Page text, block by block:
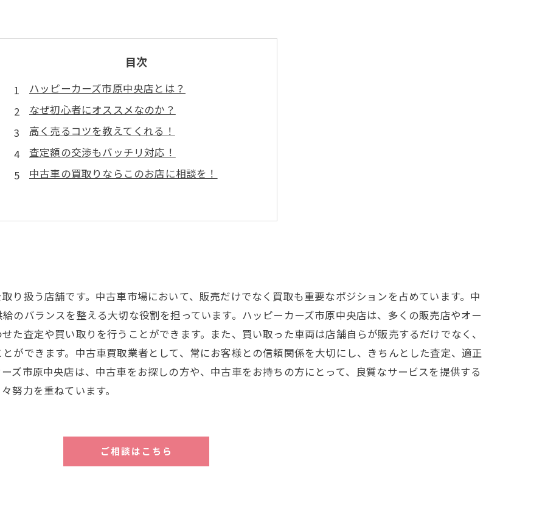
目次
ハッピーカーズ市原中央店とは？
なぜ初心者にオススメなのか？
高く売るコツを教えてくれる！
査定額の交渉もバッチリ対応！
中古車の買取りならこのお店に相談を！
り扱う店舗です。中古車市場において、販売だけでなく買取も重要なポジションを占めています。中
のバランスを整える大切な役割を担っています。ハッピーカーズ市原中央店は、多くの販売店やオー
た査定や買い取りを行うことができます。また、買い取った車両は店舗自らが販売するだけでなく、
ができます。中古車買取業者として、常にお客様との信頼関係を大切にし、きちんとした査定、適正
ズ市原中央店は、中古車をお探しの方や、中古車をお持ちの方にとって、良質なサービスを提供する
努力を重ねています。
ご相談はこちら